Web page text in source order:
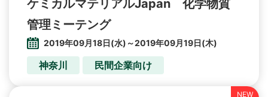
ケミカルマテリアルJapan 化学物質
管理ミーテング
2019年09月18日(水)～2019年09月19日(木)
神奈川 民間企業向け